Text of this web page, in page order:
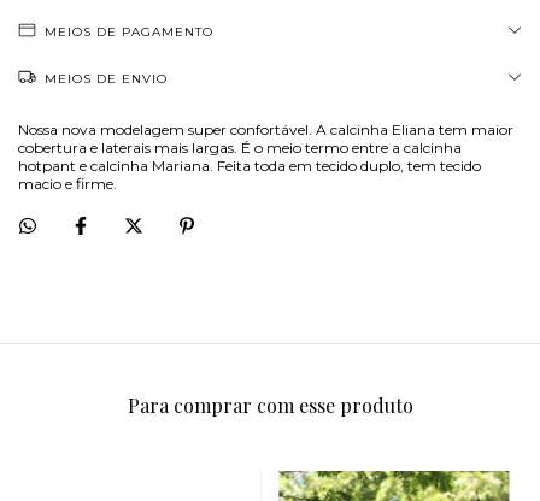
MEIOS DE PAGAMENTO
MEIOS DE ENVIO
Nossa nova modelagem super confortável. A calcinha Eliana tem maior
cobertura e laterais mais largas. É o meio termo entre a calcinha
hotpant e calcinha Mariana. Feita toda em tecido duplo, tem tecido
macio e firme.
Para comprar com esse produto